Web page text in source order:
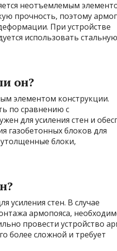
неотъемлемым
прочность, поэтому
При устройстве
использовать стальную
он?
элементом конструкции.
по сравнению с
для усиления стен и
газобетонных блоков для
блоки,
усиления стен. В случае
армопояса,
провести устройство
более сложной и требует